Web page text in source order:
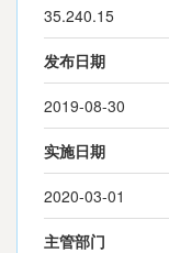
35.240.15
发布日期
2019-08-30
实施日期
2020-03-01
主管部门